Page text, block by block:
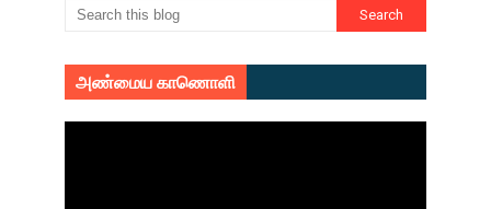
அண்மைய காணொளி